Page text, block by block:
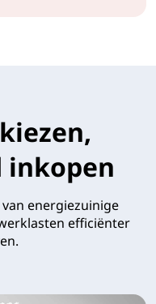
energiezuinige
efficiënter